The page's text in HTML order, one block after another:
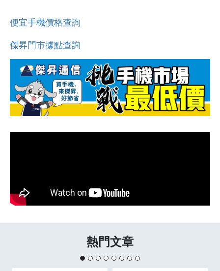
便宜手機價格查詢
傑昇門市據點查詢
熱門文章